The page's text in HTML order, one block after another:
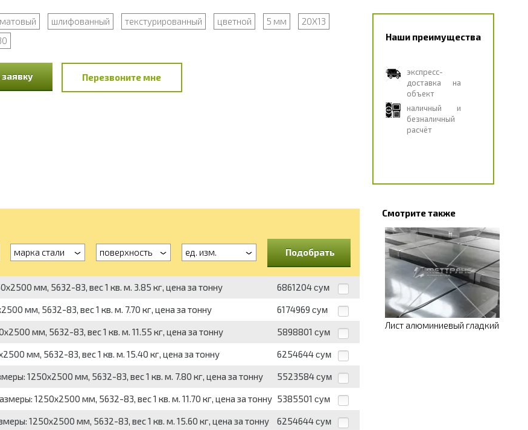
матовый шлифованный текстурированный цветной 5 мм
20Х13
Перезвоните мне
Наши преимущества
экспресс-
доставка на
объект
наличный и
безналичный
расчёт
марка стали поверхность ед. изм. Подобрать
мм, 5632-83, вес 1 кв. м. 3.85 кг, цена за тонну 6861204 сум
мм, 5632-83, вес 1 кв. м. 7.70 кг, цена за тонну 6174969 сум
мм, 5632-83, вес 1 кв. м. 11.55 кг, цена за тонну 5898801 сум
мм, 5632-83, вес 1 кв. м. 15.40 кг, цена за тонну 6254644 сум
1250x2500 мм, 5632-83, вес 1 кв. м. 7.80 кг, цена за тонну 5523584 сум
1250x2500 мм, 5632-83, вес 1 кв. м. 11.70 кг, цена за тонну 5385501 сум
1250x2500 мм, 5632-83, вес 1 кв. м. 15.60 кг, цена за тонну 6254644 сум
Смотрите также
Лист алюминиевый гладкий